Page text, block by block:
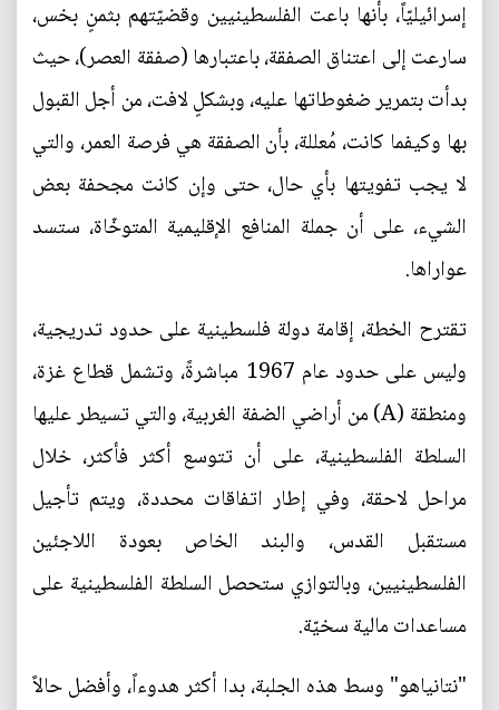
إسرائيليّاً، بأنها باعت الفلسطينيين وقضيّتهم بثمنٍ بخس،
سارعت إلى اعتناق الصفقة، باعتبارها (صفقة العصر)، حيث
بدأت بتمرير ضغوطاتها عليه، وبشكلٍ لافت، من أجل القبول
بها وكيفما كانت، مُعللة، بأن الصفقة هي فرصة العمر، والتي
لا يجب تفويتها بأي حال، حتى وإن كانت مجحفة بعض
الشيء، على أن جملة المنافع الإقليمية المتوخّاة، ستسد
عواراها.
تقترح الخطة، إقامة دولة فلسطينية على حدود تدريجية،
وليس على حدود عام 1967 مباشرةً، وتشمل قطاع غزة،
ومنطقة (A) من أراضي الضفة الغربية، والتي تسيطر عليها
السلطة الفلسطينية، على أن تتوسع أكثر فأكثر، خلال
مراحل لاحقة، وفي إطار اتفاقات محددة، ويتم تأجيل
مستقبل القدس، والبند الخاص بعودة اللاجئين
الفلسطينيين، وبالتوازي ستحصل السلطة الفلسطينية على
مساعدات مالية سخيّة.
"نتانياهو" وسط هذه الجلبة، بدا أكثر هدوءاً، وأفضل حالاً